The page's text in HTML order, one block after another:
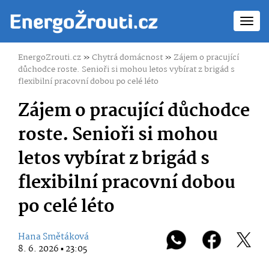
EnergoZrouti.cz»Chytrá domácnost»Zájem o pracující
důchodce roste. Senioři si mohou letos vybírat z brigád s
flexibilní pracovní dobou po celé léto
Zájem o pracující důchodce
roste. Senioři si mohou
letos vybírat z brigád s
flexibilní pracovní dobou
po celé léto
Hana Smětáková
8. 6. 2026 ▪ 23:05